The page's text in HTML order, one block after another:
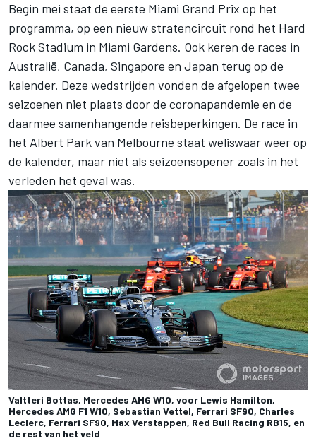
Begin mei staat de eerste Miami Grand Prix op het
programma, op een nieuw stratencircuit rond het Hard
Rock Stadium in Miami Gardens. Ook keren de races in
Australië, Canada, Singapore en Japan terug op de
kalender. Deze wedstrijden vonden de afgelopen twee
seizoenen niet plaats door de coronapandemie en de
daarmee samenhangende reisbeperkingen. De race in
het Albert Park van Melbourne staat weliswaar weer op
de kalender, maar niet als seizoensopener zoals in het
verleden het geval was.
Valtteri Bottas, Mercedes AMG W10, voor Lewis Hamilton,
Mercedes AMG F1 W10, Sebastian Vettel, Ferrari SF90, Charles
Leclerc, Ferrari SF90, Max Verstappen, Red Bull Racing RB15, en
de rest van het veld